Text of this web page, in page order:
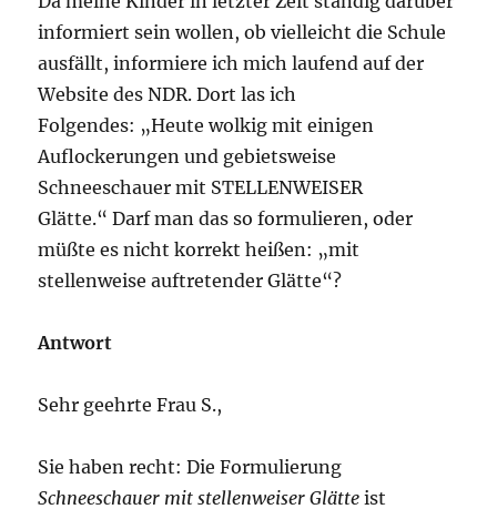
informiert sein wollen, ob vielleicht die Schule
ausfällt, informiere ich mich laufend auf der
Website des NDR. Dort las ich
Folgendes: „Heute wolkig mit einigen
Auflockerungen und gebietsweise
Schneeschauer mit STELLENWEISER
Glätte.“ Darf man das so formulieren, oder
müßte es nicht korrekt heißen: „mit
stellenweise auftretender Glätte“?
Antwort
Sehr geehrte Frau S.,
Sie haben recht: Die Formulierung
Schneeschauer mit stellenweiser Glätte ist